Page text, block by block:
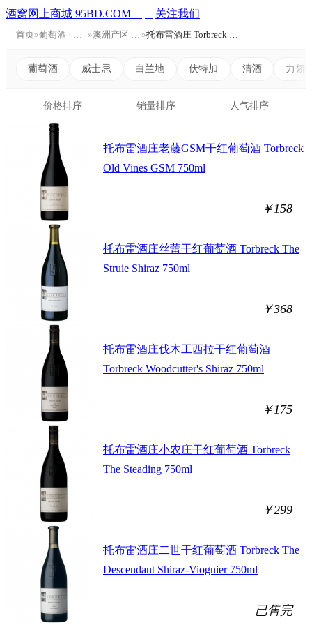
酒窝网上商城 95BD.COM | 关注我们
首页» 葡萄酒 · Wine » 澳洲产区 Australia » 托布雷酒庄 Torbreck Wines
葡萄酒 威士忌 白兰地 伏特加 清酒 力娇
价格排序 销量排序 人气排序
托布雷酒庄老藤GSM干红葡萄酒 Torbreck
Old Vines GSM 750ml
￥158
托布雷酒庄丝蕾干红葡萄酒 Torbreck The
Struie Shiraz 750ml
￥368
托布雷酒庄伐木工西拉干红葡萄酒
Torbreck Woodcutter's Shiraz 750ml
￥175
托布雷酒庄小农庄干红葡萄酒 Torbreck
The Steading 750ml
￥299
托布雷酒庄二世干红葡萄酒 Torbreck The
Descendant Shiraz-Viognier 750ml
已售完